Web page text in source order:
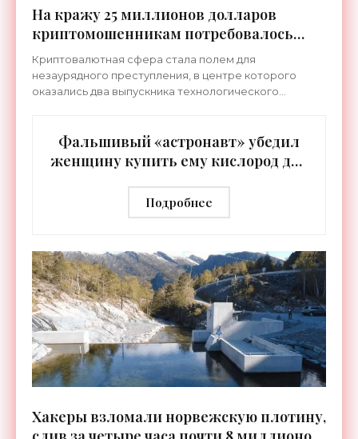
На кражу 25 миллионов долларов
криптомошенникам потребовалось
всего 12 секунд - «Технологии»
Криптовалютная сфера стала полем для
незаурядного преступления, в центре которого
оказались два выпускника технологического
Фальшивый «астронавт» убедил
женщину купить ему кислород для
Подробнее
Хакеры взломали норвежскую плотину,